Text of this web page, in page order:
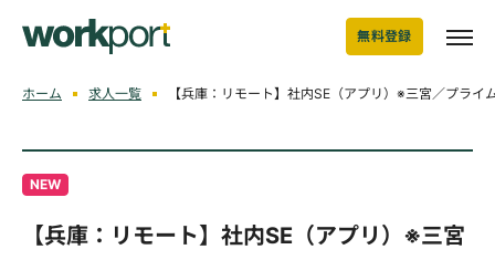
無料登録
ホーム 求人一覧 【兵庫：リモート】社内SE（アプリ）※三宮／プラ
NEW
【兵庫：リモート】社内SE（アプリ）※三宮